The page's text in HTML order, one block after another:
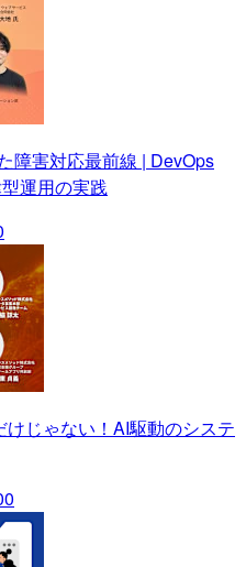
障害対応最前線 | DevOps
運用の実践
けじゃない！AI駆動のシステ